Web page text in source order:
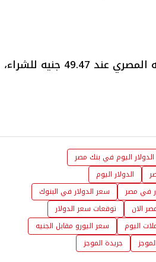
سجل سعر الدولار في بنك القاهرة مقابل الجنيه المصري عند 49.47 جنيه للشراء،
اليوم في بنك مصر
الدولار اليوم
في مصر
سعر الدولار في البنوك
الان
توقعات سعر الدولار
اليوم
سعر اليورو مقابل الجنيه
جريدة الموجز